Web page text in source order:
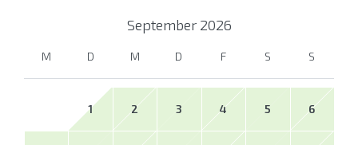
September 2026
M D M D F S S
1 2 3 4 5 6